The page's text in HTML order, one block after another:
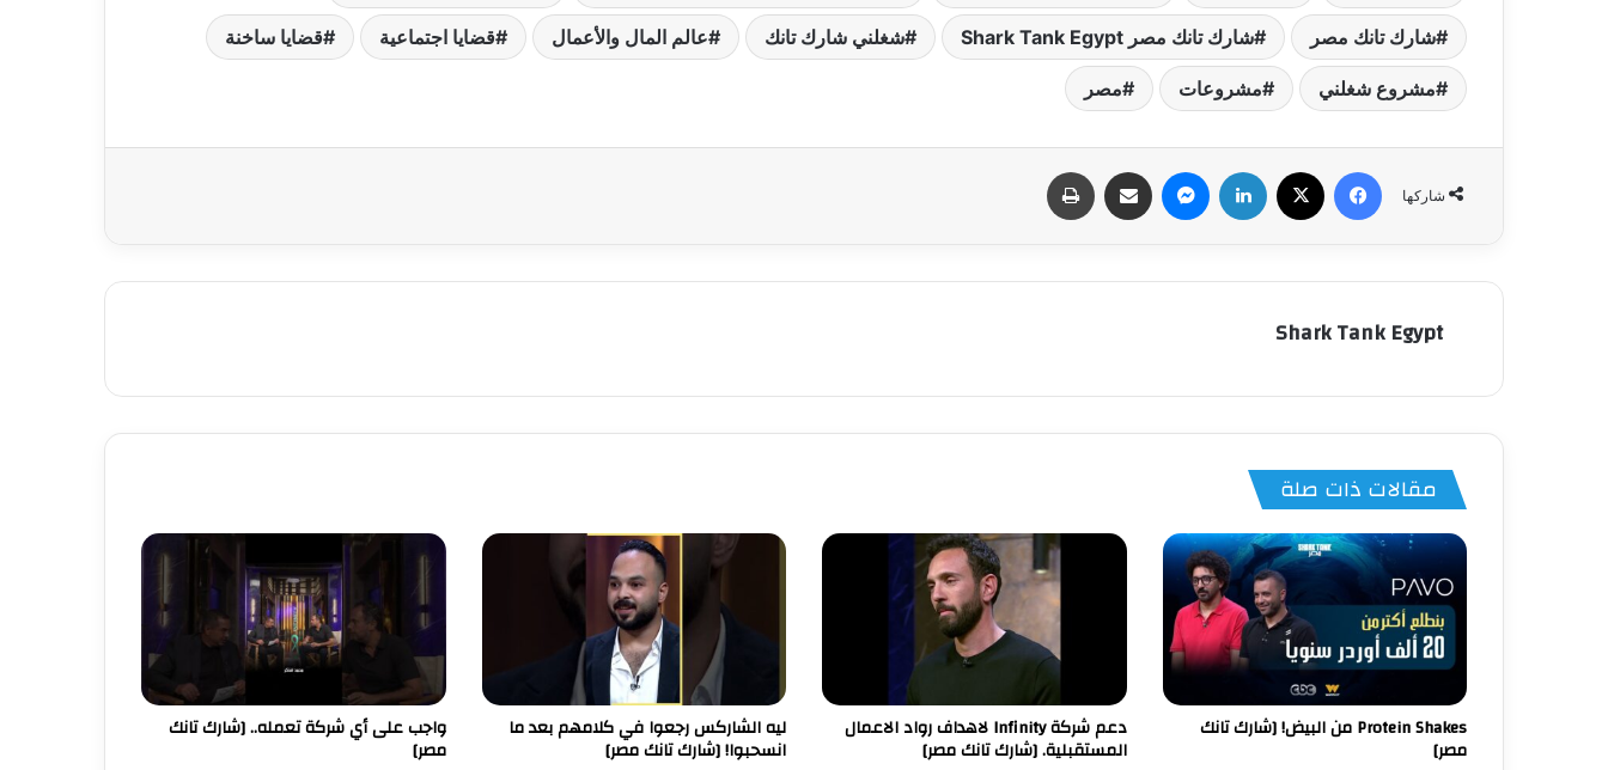
شارك تانك مصر شارك تانك مصر Shark Tank Egypt شغلني شارك تانك عالم المال والأعمال قضايا اجتماعية قضايا ساخنة
مشروع شغلني مشروعات مصر
شاركها
فيسبوك لينكدإن ماسنجر مشاركة عبر البريد
Shark Tank Egypt
مقالات ذات صلة
‏Protein Shakes من البيض! [شارك تانك
مصر]
دعم شركة Infinity لاهداف رواد الاعمال
المستقبلية. [شارك تانك مصر]
ليه الشاركس رجعوا في كلامهم بعد ما
انسحبوا! [شارك تانك مصر]
واجب على أي شركة تعمله.. [شارك تانك
مصر]